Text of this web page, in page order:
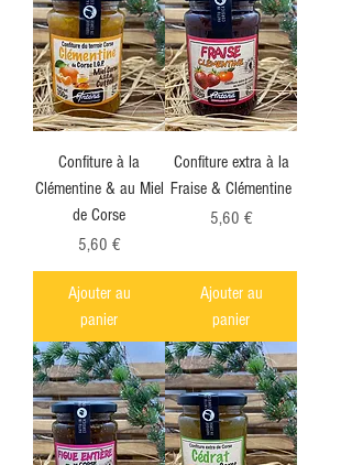
Confiture à la
Clémentine & au Miel
de Corse
Prix
5,60 €
Ajouter au
panier
Confiture extra à la
Fraise & Clémentine
Prix
5,60 €
Ajouter au
panier